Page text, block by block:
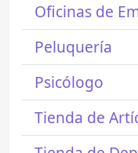
Oficinas de
Peluquería
Psicólogo
Tienda de